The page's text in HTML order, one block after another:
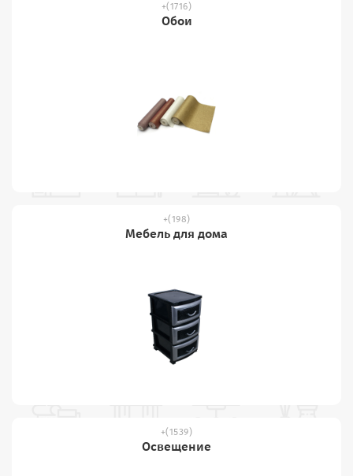
(1716)
Обои
(198)
Мебель для дома
(1539)
Освещение